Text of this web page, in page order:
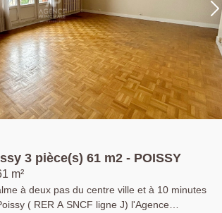
3 pièce(s) 61 m2 - POISSY
m²
à deux pas du centre ville et à 10 minutes
( RER A SNCF ligne J) l'Agence